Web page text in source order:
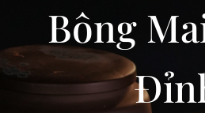
Bông